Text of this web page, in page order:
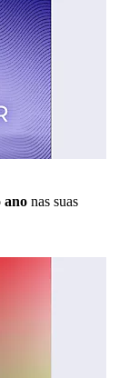
ano nas suas